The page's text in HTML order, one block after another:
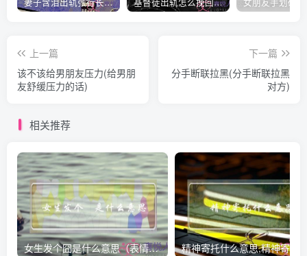
上一篇
该不该给男朋友压力(给男朋
友舒缓压力的话)
下一篇
分手断联拉黑(分手断联拉黑
对方)
相关推荐
女生发个囧是什么意思（表情囧的含义）